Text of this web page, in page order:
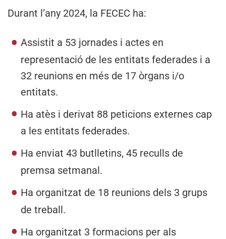
Durant l’any 2024, la FECEC ha:
Assistit a 53 jornades i actes en
representació de les entitats federades i a
32 reunions en més de 17 òrgans i/o
entitats.
Ha atès i derivat 88 peticions externes cap
a les entitats federades.
Ha enviat 43 butlletins, 45 reculls de
premsa setmanal.
Ha organitzat de 18 reunions dels 3 grups
de treball.
Ha organitzat 3 formacions per als